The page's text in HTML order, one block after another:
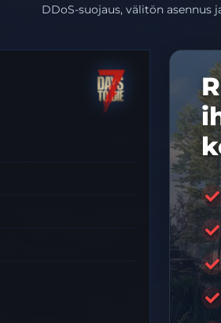
DDoS-suojaus, välitön asennus